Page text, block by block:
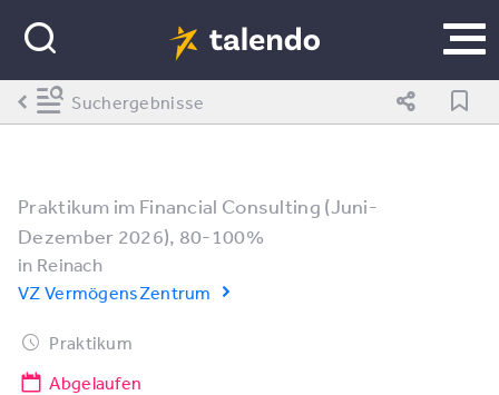
Praktikum im Financial Consulting (Juni-
Dezember 2026), 80-100%
in Reinach
VZ VermögensZentrum
Praktikum
Abgelaufen
Suchergebnisse